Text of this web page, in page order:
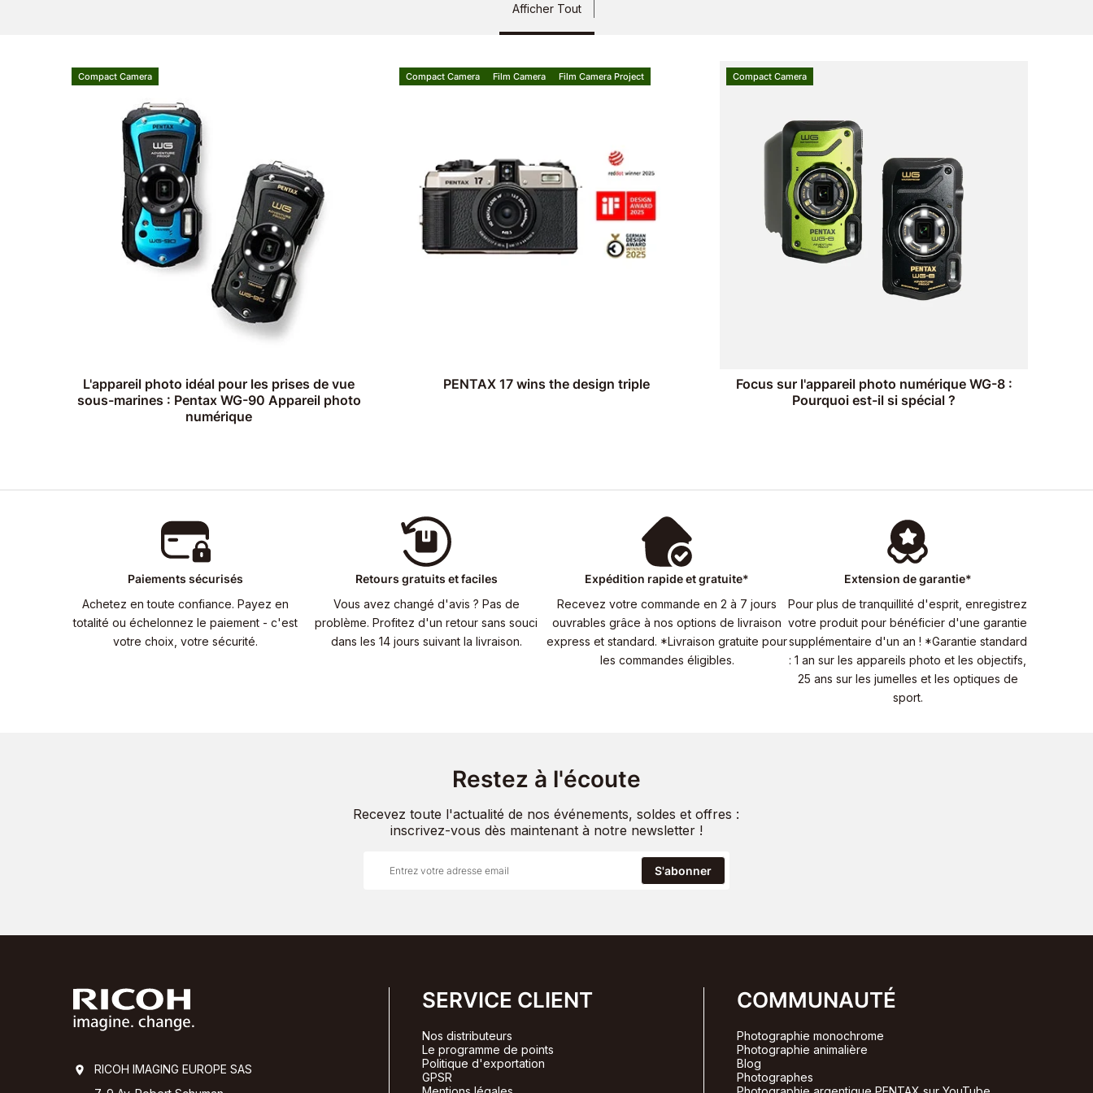
Afficher Tout
Compact Camera
L'appareil photo idéal pour les prises de vue
sous-marines : Pentax WG-90 Appareil photo
numérique
Compact Camera Film Camera Film Camera Project
PENTAX 17 wins the design triple
Compact Camera
Focus sur l'appareil photo numérique WG-8 :
Pourquoi est-il si spécial ?
Paiements sécurisés
Achetez en toute confiance. Payez en
totalité ou échelonnez le paiement - c'est
votre choix, votre sécurité.
Retours gratuits et faciles
Vous avez changé d'avis ? Pas de
problème. Profitez d'un retour sans souci
dans les 14 jours suivant la livraison.
Expédition rapide et gratuite*
Recevez votre commande en 2 à 7 jours
ouvrables grâce à nos options de livraison
express et standard. *Livraison gratuite pour
les commandes éligibles.
Extension de garantie*
Pour plus de tranquillité d'esprit, enregistrez
votre produit pour bénéficier d'une garantie
supplémentaire d'un an ! *Garantie standard
: 1 an sur les appareils photo et les objectifs,
25 ans sur les jumelles et les optiques de
sport.
Restez à l'écoute
Recevez toute l'actualité de nos événements, soldes et offres :
inscrivez-vous dès maintenant à notre newsletter !
S'abonner
RICOH IMAGING EUROPE SAS
SERVICE CLIENT
Nos distributeurs
Le programme de points
Politique d'exportation
GPSR
COMMUNAUTÉ
Photographie monochrome
Photographie animalière
Blog
Photographes